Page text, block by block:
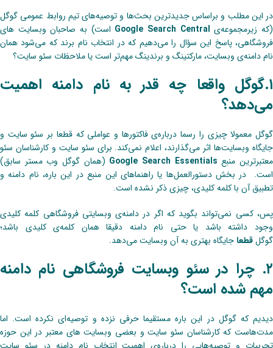
در این مطلب و براساس جدیدترین بحث‌ها و توصیه‌های تیم روابط عمومی گوگل
(که زیرمجموعه‌ی Google Search Central است) به صاحبان وبسایت های
فروشگاهی، پاسخ این سؤال را می‌دهیم که در انتخاب نام برند که می‌شود همان
نام دامنه‌ی وبسایت، مارکتینگ و برندینگ مهم‌تر است یا ملاحظات سئو سایت؟
۱.گوگل واقعا چه قدر به نام دامنه اهمیت
می‌دهد؟
گوگل معمولا چیزی را رسما درباره‌ی فاکتورها و عواملی که قطعا بر سئو سایت و
جایگاه وبسایت‌ها اثر می‌گذارند، اعلام نمی‌کند. برای سئو سایت و کارشناسان سئو
معتبرترین منبع Google Search Essentials (همان گوگل وب مستر سابق)
است. در بخش دستورالعمل‌ها یا راهنماهای این منبع در این باره، نام دامنه و
تطبیق آن با کلمه کلیدی، چیزی ذکر نشده است.
پس، کسی نمی‌تواند بگوید که اگر در دامنه‌ی وبسایتی فروشگاهی کلمه کلیدی
وجود داشته باشد یا حتی نام دامنه دقیقا همان کلمه‌ی کلیدی باشد؛
گوگلقطعاجایگاه بهتری به آن وبسایت می‌دهد.
۲. چرا در سئو وبسایت فروشگاهی نام دامنه
مهم شده است؟
دیدیم که گوگل در این باره مستقیما حرفی نزده و توصیه‌ای نکرده است. اما
مدت‌هاست که کارشناسان سئو سایت و بعضی وبسایت های معتبر در این حوزه